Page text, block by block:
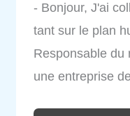
- Bonjour, J'ai
tant sur le plan
Responsable du
une entreprise